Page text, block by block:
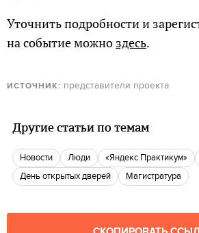
Уточнить подробности и
на событие можно здесь.
ИСТОЧНИК: представители проекта
Другие статьи по темам
новости люди «Яндекс Практикум»
День открытых дверей
Магистратура